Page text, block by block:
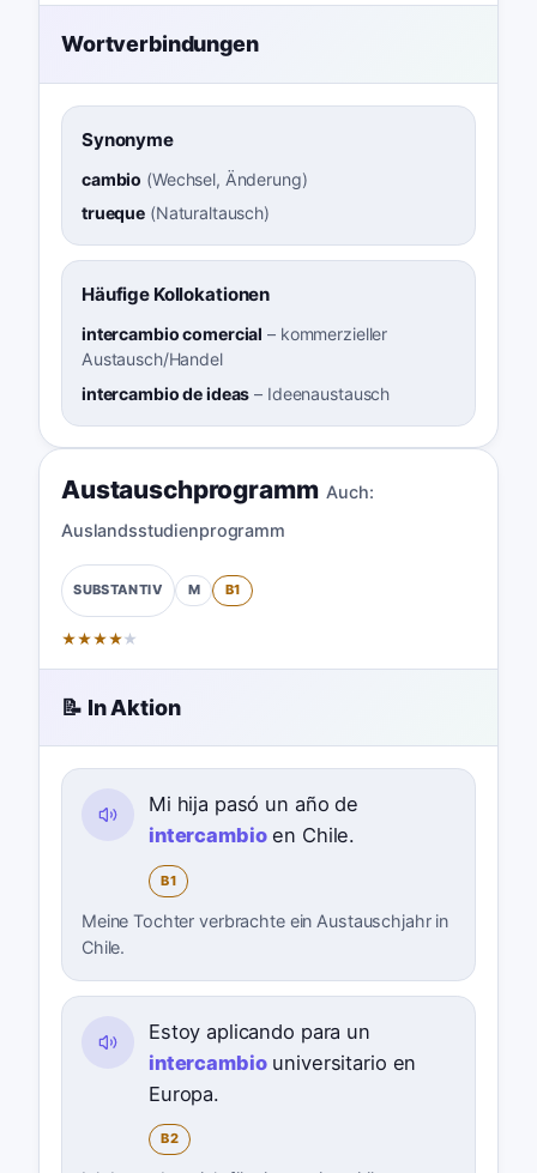
Wortverbindungen
Synonyme
cambio (Wechsel, Änderung)
trueque (Naturaltausch)
Häufige Kollokationen
intercambio comercial – kommerzieller
Austausch/Handel
intercambio de ideas – Ideenaustausch
Austauschprogramm Auch:
Auslandsstudienprogramm
SUBSTANTIV M B1
★★★★★
📝 In Aktion
Mi hija pasó un año de
intercambioen Chile.
B1
Meine Tochter verbrachte ein Austauschjahr in
Chile.
Estoy aplicando para un
intercambiouniversitario en
Europa.
B2